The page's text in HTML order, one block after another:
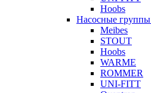
Hoobs
Насосные группы
Meibes
STOUT
Hoobs
WARME
ROMMER
UNI-FITT